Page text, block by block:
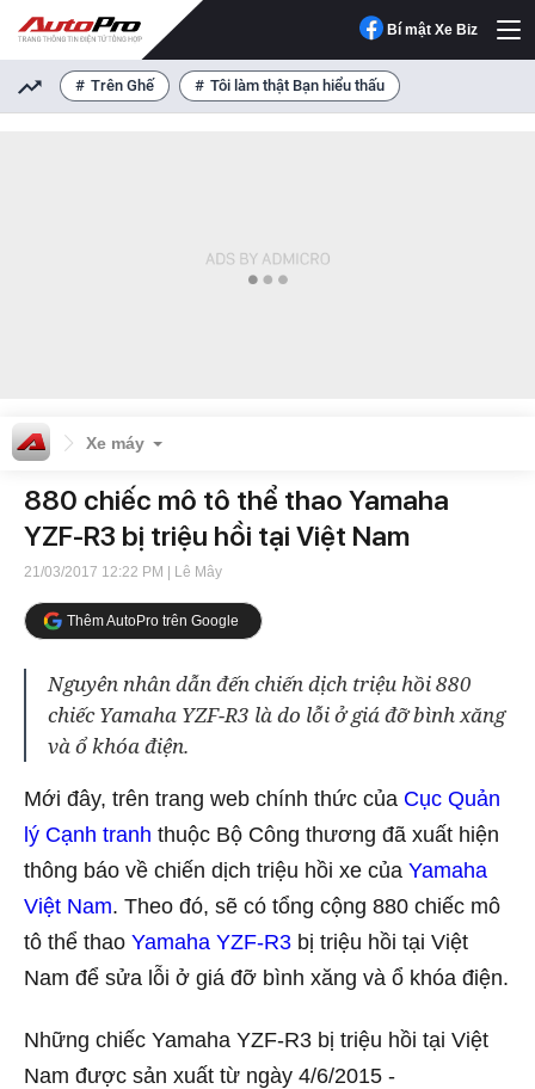
Bí mật Xe Biz
Trên Ghế Tôi làm thật Bạn hiểu thấu
Xe máy
880 chiếc mô tô thể thao Yamaha
YZF-R3 bị triệu hồi tại Việt Nam
21/03/2017 12:22 PM | Lê Mây
Thêm AutoPro trên Google
Nguyên nhân dẫn đến chiến dịch triệu hồi 880
chiếc Yamaha YZF-R3 là do lỗi ở giá đỡ bình xăng
và ổ khóa điện.
Mới đây, trên trang web chính thức của Cục Quản
lý Cạnh tranh thuộc Bộ Công thương đã xuất hiện
thông báo về chiến dịch triệu hồi xe của Yamaha
Việt Nam. Theo đó, sẽ có tổng cộng 880 chiếc mô
tô thể thao Yamaha YZF-R3 bị triệu hồi tại Việt
Nam để sửa lỗi ở giá đỡ bình xăng và ổ khóa điện.
Những chiếc Yamaha YZF-R3 bị triệu hồi tại Việt
Nam được sản xuất từ ngày 4/6/2015 -